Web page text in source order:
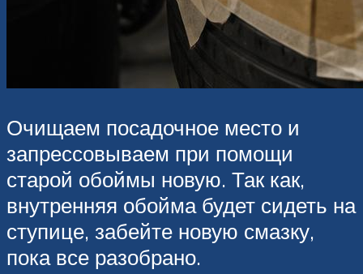
Очищаем посадочное место и
запрессовываем при помощи
старой обоймы новую. Так как,
внутренняя обойма будет сидеть на
ступице, забейте новую смазку,
пока все разобрано.